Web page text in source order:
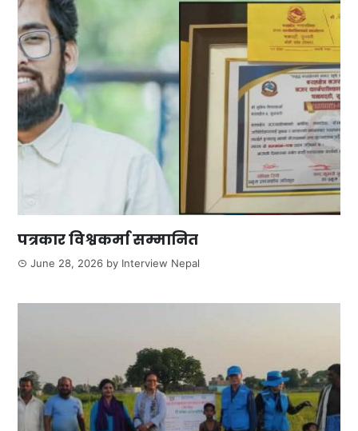
पत्रकार विश्वकर्मा सम्मानित
June 28, 2026 by Interview Nepal